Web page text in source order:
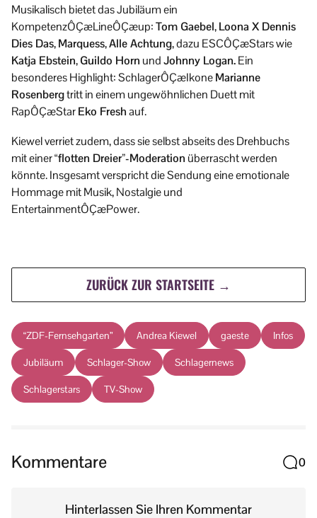
Musikalisch bietet das Jubiläum ein
KompetenzÔÇæLineÔÇæup:Tom Gaebel,Loona X Dennis
Dies Das,Marquess,Alle Achtung, dazu ESCÔÇæStars wie
Katja Ebstein,Guildo Horn undJohnny Logan.Ein
besonderes Highlight: SchlagerÔÇæIkoneMarianne
Rosenbergtritt in einem ungewöhnlichen Duett mit
RapÔÇæStarEko Freshauf.
Kiewel verriet zudem, dass sie selbst abseits des Drehbuchs
mit einer“flotten Dreier”-Moderation überrascht werden
könnte. Insgesamt verspricht die Sendung eine emotionale
Hommage mit Musik, Nostalgie und
EntertainmentÔÇæPower.
ZURÜCK ZUR STARTSEITE →
“ZDF-Fernsehgarten” Andrea Kiewel gaeste Infos
Jubiläum Schlager-Show Schlagernews
Schlagerstars TV-Show
Kommentare 0
Hinterlassen Sie Ihren Kommentar